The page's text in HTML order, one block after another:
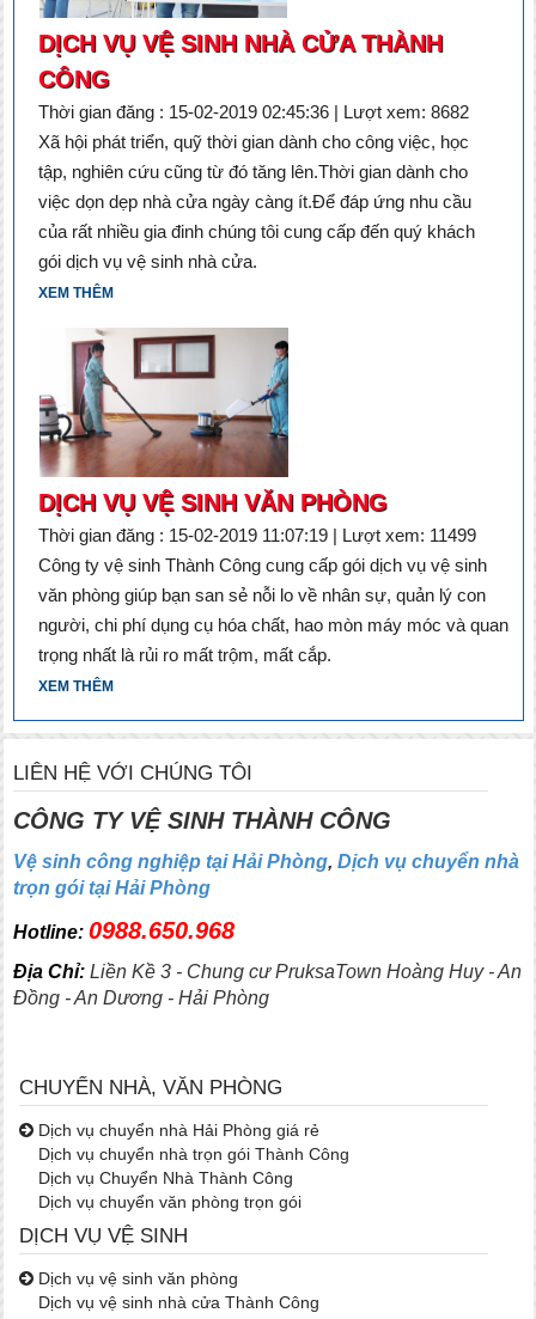
DỊCH VỤ VỆ SINH NHÀ CỬA THÀNH
CÔNG
Thời gian đăng : 15-02-2019 02:45:36 | Lượt xem: 8682
Xã hội phát triển, quỹ thời gian dành cho công việc, học
tập, nghiên cứu cũng từ đó tăng lên.Thời gian dành cho
việc dọn dẹp nhà cửa ngày càng ít.Để đáp ứng nhu cầu
của rất nhiều gia đinh chúng tôi cung cấp đến quý khách
gói dịch vụ vệ sinh nhà cửa.
XEM THÊM
DỊCH VỤ VỆ SINH VĂN PHÒNG
Thời gian đăng : 15-02-2019 11:07:19 | Lượt xem: 11499
Công ty vệ sinh Thành Công cung cấp gói dịch vụ vệ sinh
văn phòng giúp bạn san sẻ nỗi lo về nhân sự, quản lý con
người, chi phí dụng cụ hóa chất, hao mòn máy móc và quan
trọng nhất là rủi ro mất trộm, mất cắp.
XEM THÊM
LIÊN HỆ VỚI CHÚNG TÔI
CÔNG TY VỆ SINH THÀNH CÔNG
Vệ sinh công nghiệp tại Hải Phòng, Dịch vụ chuyển nhà
trọn gói tại Hải Phòng
Hotline: 0988.650.968
Địa Chỉ:Liền Kề 3 - Chung cư PruksaTown Hoàng Huy - An
Đồng - An Dương - Hải Phòng
CHUYỂN NHÀ, VĂN PHÒNG
Dịch vụ chuyển nhà Hải Phòng giá rẻ
Dịch vụ chuyển nhà trọn gói Thành Công
Dịch vụ Chuyển Nhà Thành Công
Dịch vụ chuyển văn phòng trọn gói
DỊCH VỤ VỆ SINH
Dịch vụ vệ sinh văn phòng
Dịch vụ vệ sinh nhà cửa Thành Công